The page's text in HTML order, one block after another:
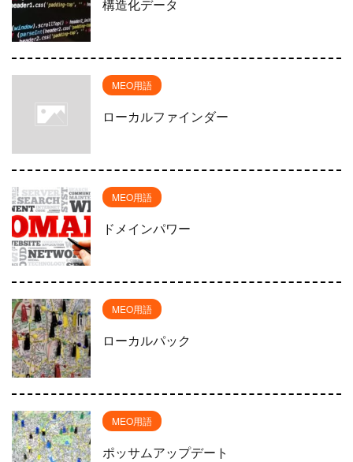
構造化データ
MEO用語
ローカルファインダー
MEO用語
ドメインパワー
MEO用語
ローカルパック
MEO用語
ポッサムアップデート